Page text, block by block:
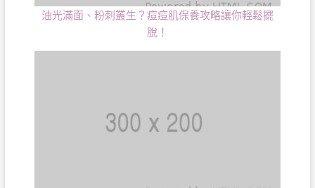
油光滿面、粉刺叢生？痘痘肌保養攻略讓你輕鬆擺
脫！